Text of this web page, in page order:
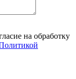
на обработку